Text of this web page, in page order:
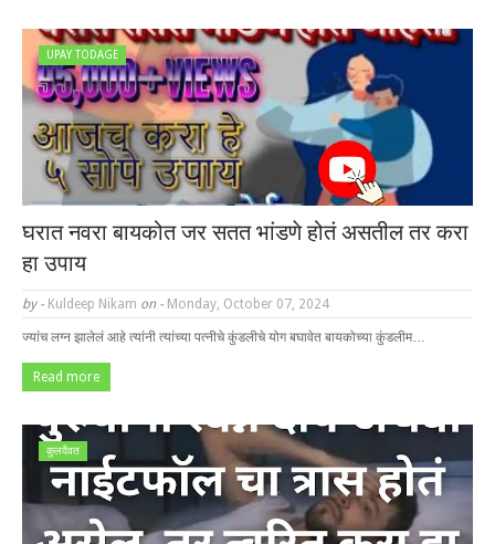
UPAY TODAGE
घरात नवरा बायकोत जर सतत भांडणे होतं असतील तर करा
हा उपाय
by - Kuldeep Nikam on - Monday, October 07, 2024
ज्यांच लग्न झालेलं आहे त्यांनी त्यांच्या पत्नीचे कुंडलीचे योग बघावेत बायकोच्या कुंडलीम…
Read more
कुलदैवत